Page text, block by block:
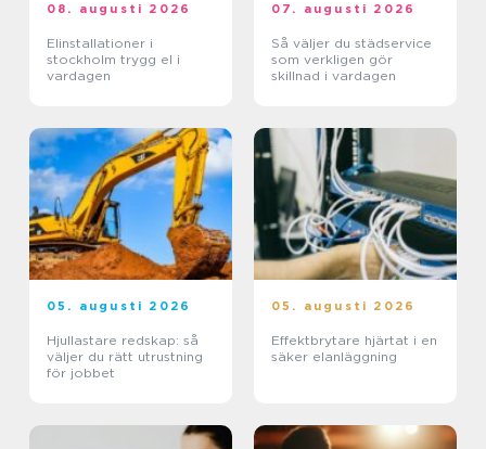
08. augusti 2026
Elinstallationer i
stockholm trygg el i
vardagen
07. augusti 2026
Så väljer du städservice
som verkligen gör
skillnad i vardagen
05. augusti 2026
Hjullastare redskap: så
väljer du rätt utrustning
för jobbet
05. augusti 2026
Effektbrytare hjärtat i en
säker elanläggning